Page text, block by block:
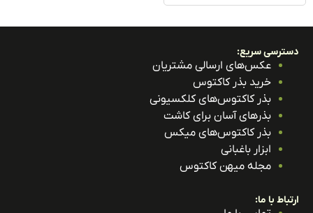
سریع:
عکس‌های ارسالی مشتریان
خرید بذر کاکتوس
بذر کاکتوس‌های کلکسیونی
بذرهای آسان برای کاشت
بذر کاکتوس‌های میکس
ابزار باغبانی
مجله میهن کاکتوس
با ما: